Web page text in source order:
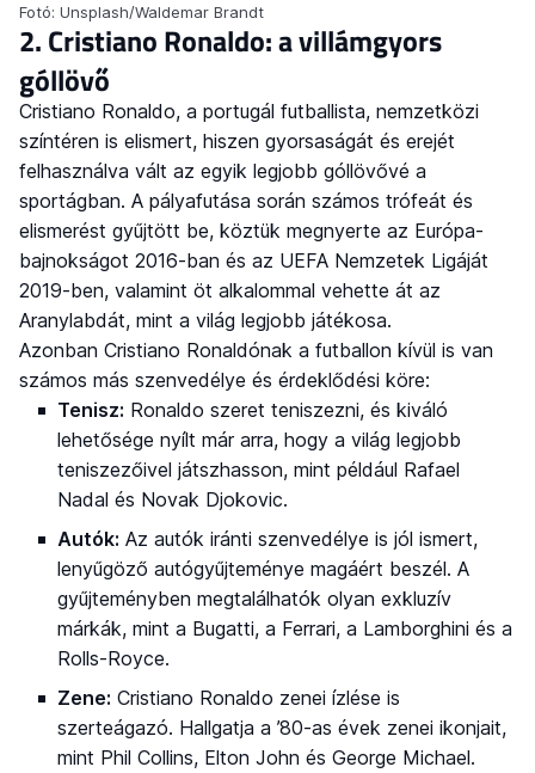
Fotó: Unsplash/Waldemar Brandt
2. Cristiano Ronaldo: a villámgyors
góllövő
Cristiano Ronaldo, a portugál futballista, nemzetközi
színtéren is elismert, hiszen gyorsaságát és erejét
felhasználva vált az egyik legjobb góllövővé a
sportágban. A pályafutása során számos trófeát és
elismerést gyűjtött be, köztük megnyerte az Európa-
bajnokságot 2016-ban és az UEFA Nemzetek Ligáját
2019-ben, valamint öt alkalommal vehette át az
Aranylabdát, mint a világ legjobb játékosa.
Azonban Cristiano Ronaldónak a futballon kívül is van
számos más szenvedélye és érdeklődési köre:
Tenisz: Ronaldo szeret teniszezni, és kiváló
lehetősége nyílt már arra, hogy a világ legjobb
teniszezőivel játszhasson, mint például Rafael
Nadal és Novak Djokovic.
Autók: Az autók iránti szenvedélye is jól ismert,
lenyűgöző autógyűjteménye magáért beszél. A
gyűjteményben megtalálhatók olyan exkluzív
márkák, mint a Bugatti, a Ferrari, a Lamborghini és a
Rolls-Royce.
Zene: Cristiano Ronaldo zenei ízlése is
szerteágazó. Hallgatja a ’80-as évek zenei ikonjait,
mint Phil Collins, Elton John és George Michael.